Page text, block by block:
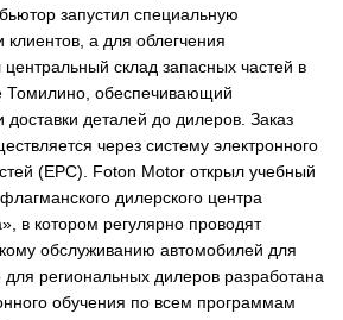
запустил специальную
а для облегчения
склад запасных частей в
Томилино, обеспечивающий
деталей до дилеров. Заказ
через систему электронного
(EPC). Foton Motor открыл учебный
дилерского центра
в котором регулярно проводят
обслуживанию автомобилей для
региональных дилеров разработана
обучения по всем программам